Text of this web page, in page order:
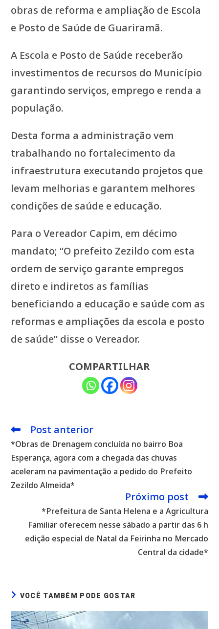
obras de reforma e ampliação de Escola
e Posto de Saúde de Guariramã.
A Escola e Posto de Saúde receberão
investimentos de recursos do Município
garantindo serviços, emprego e renda a
população.
Desta forma a administração vem
trabalhando no fortalecimento da
infraestrutura executando projetos que
levam melhorias e garantem melhores
condições de saúde e educação.
Para o Vereador Capim, em décimo
mandato; “O prefeito Zezildo com esta
ordem de serviço garante empregos
direto e indiretos as famílias
beneficiando a educação e saúde com as
reformas e ampliações da escola e posto
de saúde” disse o Vereador.
COMPARTILHAR
Leia
artigos
Post anterior
*Obras de Drenagem concluída no bairro Boa
Esperança, agora com a chegada das chuvas
aceleram na pavimentação a pedido do Prefeito
Zezildo Almeida*
Próximo post
*Prefeitura de Santa Helena e a Agricultura
Familiar oferecem nesse sábado a partir das 6 h
edição especial de Natal da Feirinha no Mercado
Central da cidade*
VOCÊ TAMBÉM PODE GOSTAR